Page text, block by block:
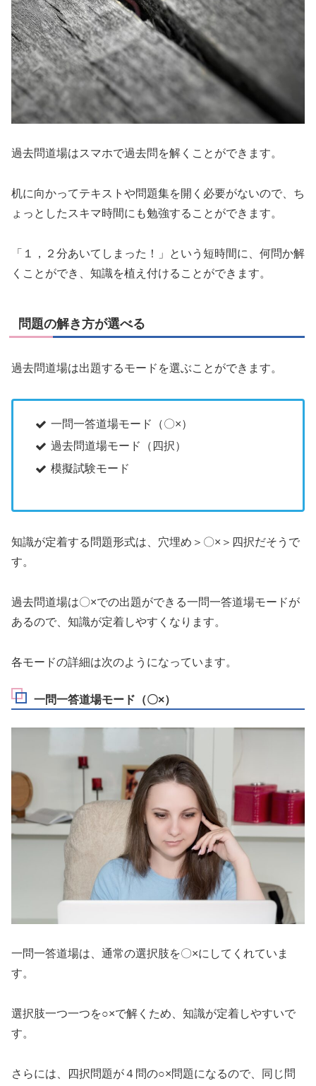
過去問道場はスマホで過去問を解くことができます。
机に向かってテキストや問題集を開く必要がないので、ち
ょっとしたスキマ時間にも勉強することができます。
「１，２分あいてしまった！」という短時間に、何問か解
くことができ、知識を植え付けることができます。
問題の解き方が選べる
過去問道場は出題するモードを選ぶことができます。
一問一答道場モード（〇×）
過去問道場モード（四択）
模擬試験モード
知識が定着する問題形式は、穴埋め＞〇×＞四択だそうで
す。
過去問道場は〇×での出題ができる一問一答道場モードが
あるので、知識が定着しやすくなります。
各モードの詳細は次のようになっています。
一問一答道場モード（〇×）
一問一答道場は、通常の選択肢を〇×にしてくれていま
す。
選択肢一つ一つを○×で解くため、知識が定着しやすいで
す。
さらには、四択問題が４問の○×問題になるので、同じ問